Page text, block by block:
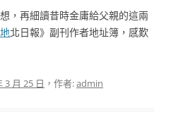
，再細讀昔時金庸給父親的這兩
北日報》副刊作者地址簿，感歎
3 月 25 日 ，作者:admin